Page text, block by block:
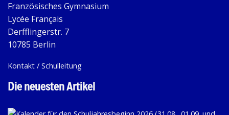
Französisches Gymnasium
Lycée Français
Derfflingerstr. 7
10785 Berlin
Kontakt / Schulleitung
Die neuesten Artikel